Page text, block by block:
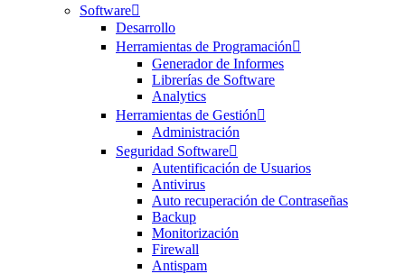
Software
Desarrollo
Herramientas de Programación
Generador de Informes
Librerías de Software
Analytics
Herramientas de Gestión
Administración
Seguridad Software
Autentificación de Usuarios
Antivirus
Auto recuperación de Contraseñas
Backup
Monitorización
Firewall
Antispam